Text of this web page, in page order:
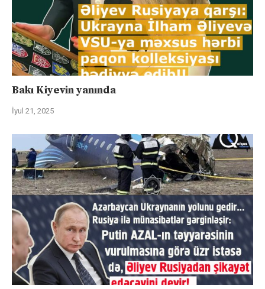
Bakı Kiyevin yanında
İyul 21, 2025